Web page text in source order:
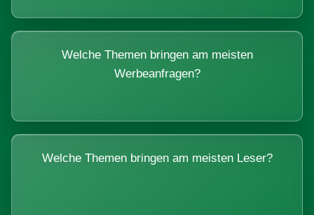
Welche Themen bringen am meisten
Werbeanfragen?
Welche Themen bringen am meisten Leser?